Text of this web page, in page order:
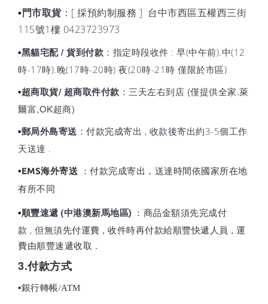
▪門市取貨： [ 採預約制服務 ] 台中市西區五權西三街
115號1樓 0423723973
▪黑貓宅配 / 貨到付款 ： 指定時段收件 : 早(中午前).中(12
時-17時).晚(17時-20時) 夜(20時-21時 僅限於市區)
▪超商取貨/ 超商取件付款 ：三天左右到店 (僅提供全家.萊
爾富,OK超商)
▪郵局外島寄送 ： 付款完成寄出 , 收款後寄出約3-5個工作
天送達 .
▪EMS海外寄送
：付款完成寄出，送達時間依國家所在地
有所不同.
▪順豐速遞 (中港澳新馬地區)
：商品金額須先完成付
款 , 但無須先付運費 , 收件時再付款給順豐快遞人員 , 運
費由順豐速遞收取 .
3.付款方式
▪銀行轉帳/ATM